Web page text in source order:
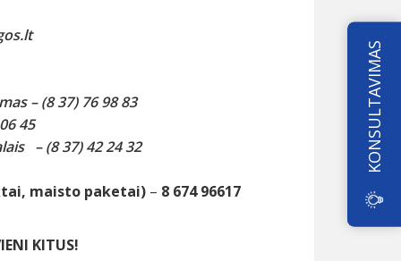
– (8 37) 76 98 83
45
– (8 37) 42 24 32
maisto paketai)– 8 674 96617
KITUS!
KONSULTAVIMAS